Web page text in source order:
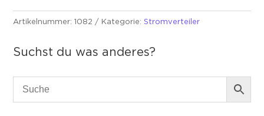
Menge
Artikelnummer:1082 Kategorie:Stromverteiler
Suchst du was anderes?